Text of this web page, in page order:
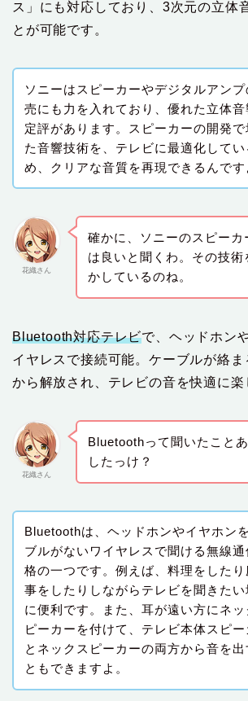
ス」にも対応しており、3次元の立体
とが可能です。
ソニーはスピーカーやデジタルアンプ
売にも力を入れており、優れた立体音
定評があります。スピーカーの開発で
た音響技術を、テレビに最適化してい
め、クリアな音質を再現できるんです
花織さん
確かに、ソニーのスピーカ
は良いと聞くわ。その技術
かしているのね。
Bluetooth対応テレビで、ヘッドホン
イヤレスで接続可能。ケーブルが絡ま
から解放され、テレビの音を快適に楽
花織さん
Bluetoothって聞いたこと
したっけ？
Bluetoothは、ヘッドホンやイヤホン
ブルがないワイヤレスで聞ける無線通
格の一つです。例えば、料理をしたり
事をしたりしながらテレビを聞きたい
に便利です。また、耳が遠い方にネッ
ピーカーを付けて、テレビ本体スピー
とネックスピーカーの両方から音を出
ともできますよ。